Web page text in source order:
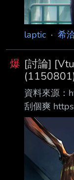
laptic · 希
爆 [討論]
資料來源：
刮個爽
雀魂（「漢
https://
https://